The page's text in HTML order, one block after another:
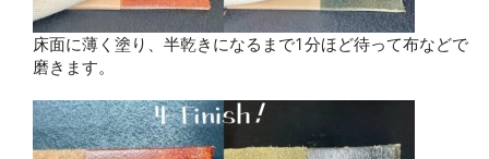
床面に薄く塗り、半乾きになるまで1分ほど待って布などで
磨きます。